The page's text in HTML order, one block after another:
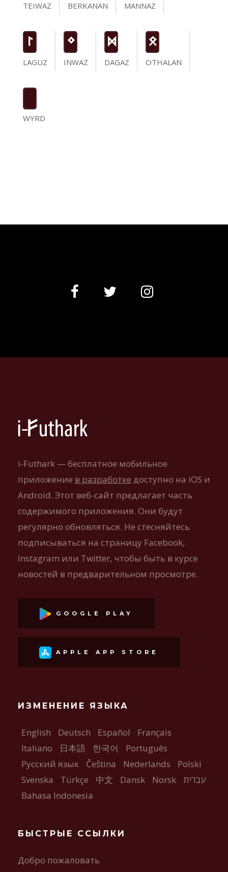
TEIWAZ
BERKANAN
MANNAZ
L
LAGUZ
N
INWAZ
D
DAGAZ
O
OTHALAN
WYRD
i-Futhark — бесплатное мобильное
приложение в разработке доступно на iOS и
Android. Этот веб-сайт предлагает часть
содержимого приложения. Они будут
регулярно обновляться. Не стесняйтесь
подписываться на страницу Facebook,
Instagram или Twitter, чтобы быть в курсе
новостей в предварительном просмотре.
GOOGLE PLAY
APPLE APP STORE
ИЗМЕНЕНИЕ ЯЗЫКА
English Deutsch Español
Français
Italiano
日本語 한국어
Português
Русский язык
Čeština Nederlands
Polski
Svenska
Türkçe 中文 Dansk Norsk
עברית
Bahasa Indonesia
БЫСТРЫЕ ССЫЛКИ
Добро пожаловать